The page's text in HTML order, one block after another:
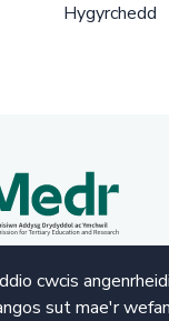
cwcis
sut mae'r
Hygyrchedd